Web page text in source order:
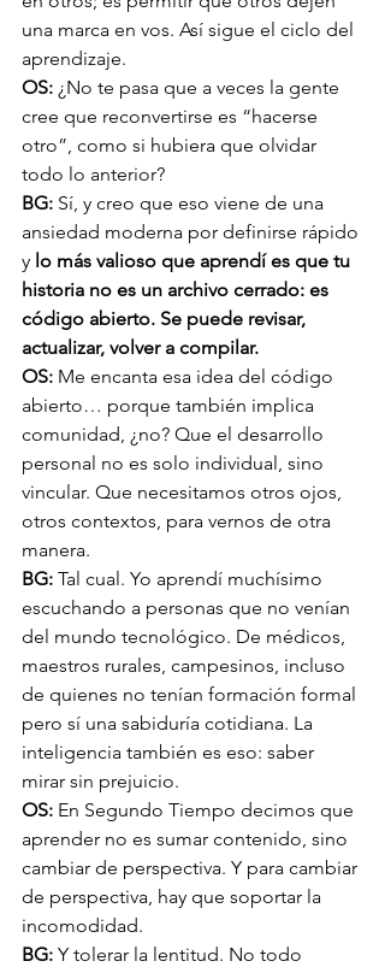
una marca en vos. Así sigue el ciclo del
aprendizaje.
OS: ¿No te pasa que a veces la gente
cree que reconvertirse es “hacerse
otro”, como si hubiera que olvidar
todo lo anterior?
BG: Sí, y creo que eso viene de una
ansiedad moderna por definirse rápido
y lo más valioso que aprendí es que tu
historia no es un archivo cerrado: es
código abierto. Se puede revisar,
actualizar, volver a compilar.
OS: Me encanta esa idea del código
abierto… porque también implica
comunidad, ¿no? Que el desarrollo
personal no es solo individual, sino
vincular. Que necesitamos otros ojos,
otros contextos, para vernos de otra
manera.
BG: Tal cual. Yo aprendí muchísimo
escuchando a personas que no venían
del mundo tecnológico. De médicos,
maestros rurales, campesinos, incluso
de quienes no tenían formación formal
pero sí una sabiduría cotidiana. La
inteligencia también es eso: saber
mirar sin prejuicio.
OS: En Segundo Tiempo decimos que
aprender no es sumar contenido, sino
cambiar de perspectiva. Y para cambiar
de perspectiva, hay que soportar la
incomodidad.
BG: Y tolerar la lentitud. No todo